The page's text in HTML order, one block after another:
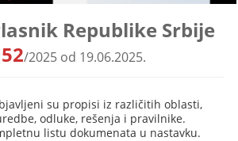
Republike Srbije
52/2025 od 19.06.2025.
su propisi iz različitih oblasti,
odluke, rešenja i pravilnike.
listu dokumenata u nastavku.